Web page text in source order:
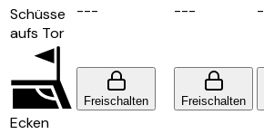
Schüsse
aufs Tor
--- --- -
Ecken
Freischalten Freischalten